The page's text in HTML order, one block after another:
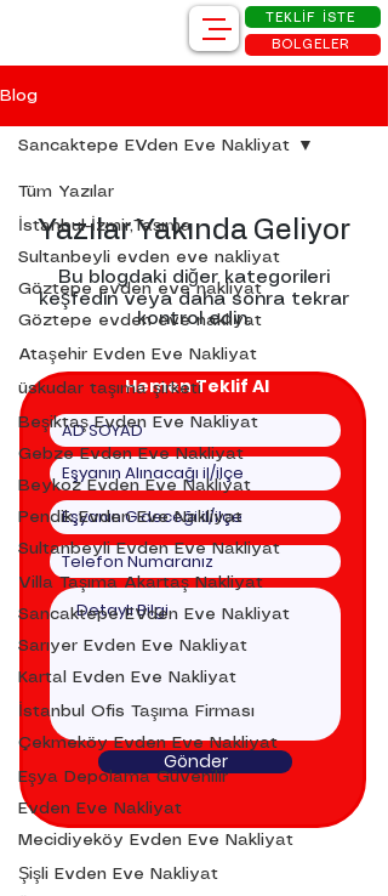
TEKLİF İSTE
BÖLGELER
Blog
Tüm Yazılar
İstanbul-İzmir,Taşıma
Sultanbeyli evden eve nakliyat
Göztepe evden eve nakliyat
Göztepe evden eve nakliyat
Ataşehir Evden Eve Nakliyat
üskudar taşıma şirketi
Beşiktaş Evden Eve Nakliyat
Gebze Evden Eve Nakliyat
Beykoz Evden Eve Nakliyat
Pendik Evden Eve Nakliyat
Sultanbeyli Evden Eve Nakliyat
Villa Taşıma Akartaş Nakliyat
Sancaktepe EVden Eve Nakliyat
Sarıyer Evden Eve Nakliyat
Kartal Evden Eve Nakliyat
İstanbul Ofis Taşıma Firması
Çekmeköy Evden Eve Nakliyat
Eşya Depolama Güvenilir
Evden Eve Nakliyat
Mecidiyeköy Evden Eve Nakliyat
Şişli Evden Eve Nakliyat
Sancaktepe EVden Eve Nakliyat
Yazılar Yakında Geliyor
Bu blogdaki diğer kategorileri
keşfedin veya daha sonra tekrar
kontrol edin.
Hemen Teklif Al
Gönder